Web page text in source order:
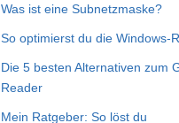
Was ist eine Subnetzmaske?
So optimierst du die Windows-
Die 5 besten Alternativen zum
Reader
Mein Ratgeber: So löst du